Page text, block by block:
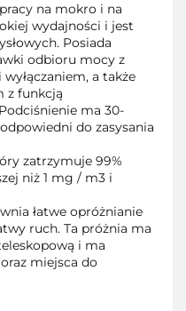
na mokro i na
wydajności i jest
Posiada
odbioru mocy z
a także
z funkcją
ma 30-
do zasysania
zatrzymuje 99%
niż 1 mg / m3 i
łatwe opróżnianie
ruch. Ta próżnia ma
i ma
miejsca do